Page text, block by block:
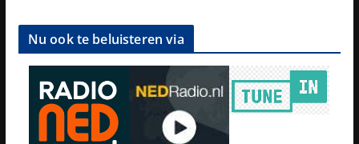
Nu ook te beluisteren via